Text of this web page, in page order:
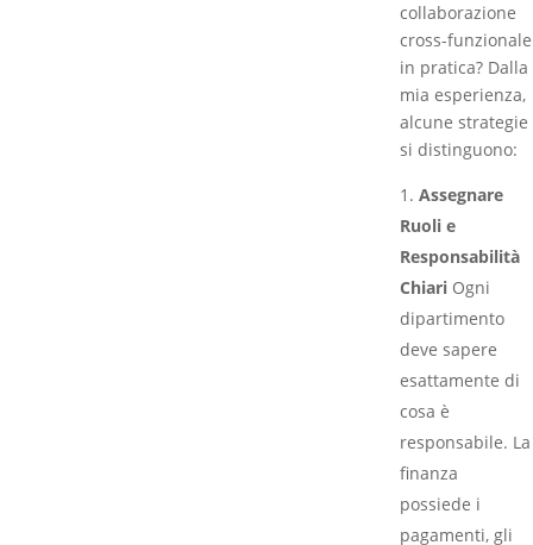
collaborazione
cross-funzionale
in pratica? Dalla
mia esperienza,
alcune strategie
si distinguono:
Assegnare
Ruoli e
Responsabilità
Chiari Ogni
dipartimento
deve sapere
esattamente di
cosa è
responsabile. La
finanza
possiede i
pagamenti, gli